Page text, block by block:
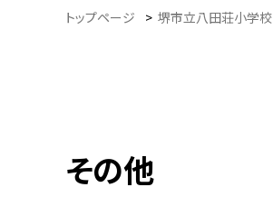
トップページ > 堺市立八田荘小学校
その他